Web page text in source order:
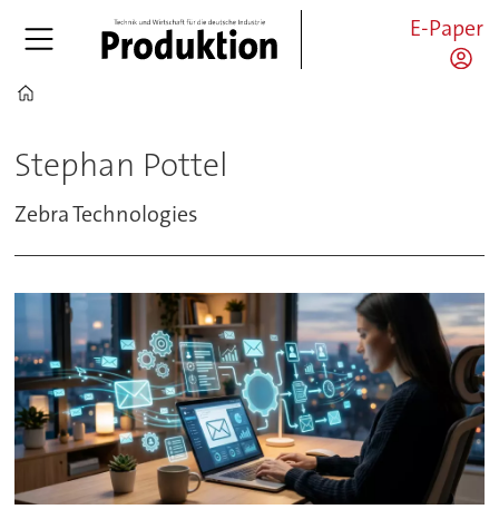
E-Paper
Stephan
Pottel
pro
Stephan Pottel
Zebra Technologies